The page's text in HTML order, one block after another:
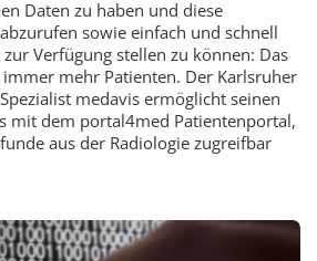
Daten zu haben und diese
sowie einfach und schnell
Verfügung stellen zu können: Das
mehr Patienten. Der Karlsruher
medavis ermöglicht seinen
mit dem portal4med Patientenportal,
aus der Radiologie zugreifbar